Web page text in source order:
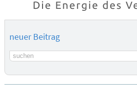
neuer Beitrag
Suchbegriff